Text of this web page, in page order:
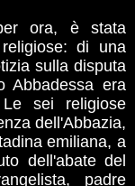
ora, è stata
di una
sulla disputa
era
sei religiose
dell'Abbazia,
emiliana, a
dell'abate del
padre